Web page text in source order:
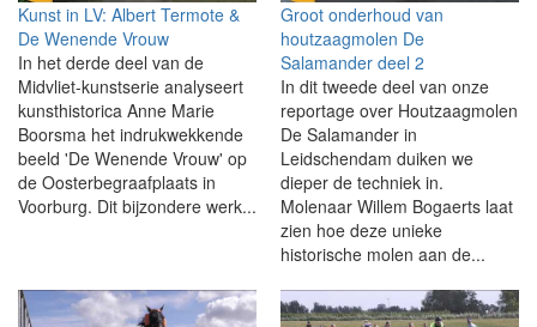
Kunst in LV: Albert Termote &
De Wenende Vrouw
In het derde deel van de
Midvliet-kunstserie analyseert
kunsthistorica Anne Marie
Boorsma het indrukwekkende
beeld 'De Wenende Vrouw' op
de Oosterbegraafplaats in
Voorburg. Dit bijzondere werk...
Groot onderhoud van
houtzaagmolen De
Salamander deel 2
In dit tweede deel van onze
reportage over Houtzaagmolen
De Salamander in
Leidschendam duiken we
dieper de techniek in.
Molenaar Willem Bogaerts laat
zien hoe deze unieke
historische molen aan de...